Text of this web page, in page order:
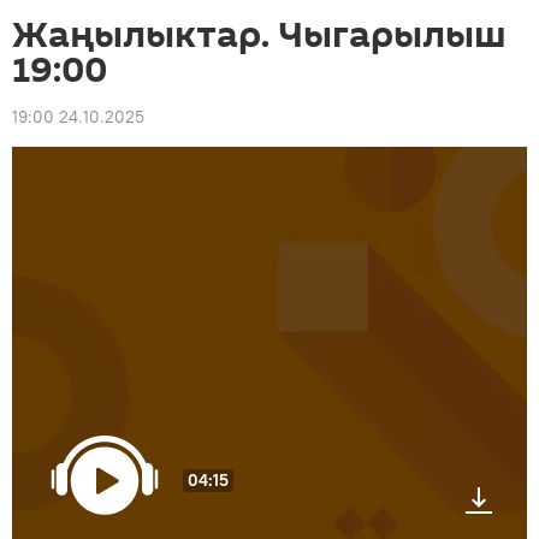
Жаңылыктар. Чыгарылыш
19:00
19:00 24.10.2025
04:15